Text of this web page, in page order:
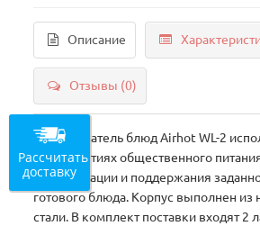
Описание
Отзывы (0)
Подогреватель блюд Airhot WL-2
предприятиях общественного
демонстрации и поддержания
готового блюда. Корпус выполнен
стали. В комплект поставки входят 2
Рассчитать
доставку